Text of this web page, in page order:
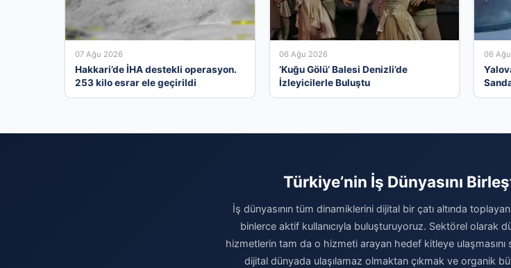
07 Ağu 2026
Hakkari’de İHA destekli operasyon.
253 kilo esrar ele geçirildi
06 Ağu 2026
‘Kuğu Gölü’ Balesi Denizli’de
İzleyicilerle Buluştu
06
Türkiye’nin İş Dünyasını
İş dünyasının tüm dinamiklerini dijital bir çatı altında
binlerce aktif kullanıcıyla buluşturuyoruz. Sektörel olarak
hizmetlerin tam da o hizmeti arayan hedef kitleye
dijital dünyada ulaşılamaz olmaktan çıkmak ve organik